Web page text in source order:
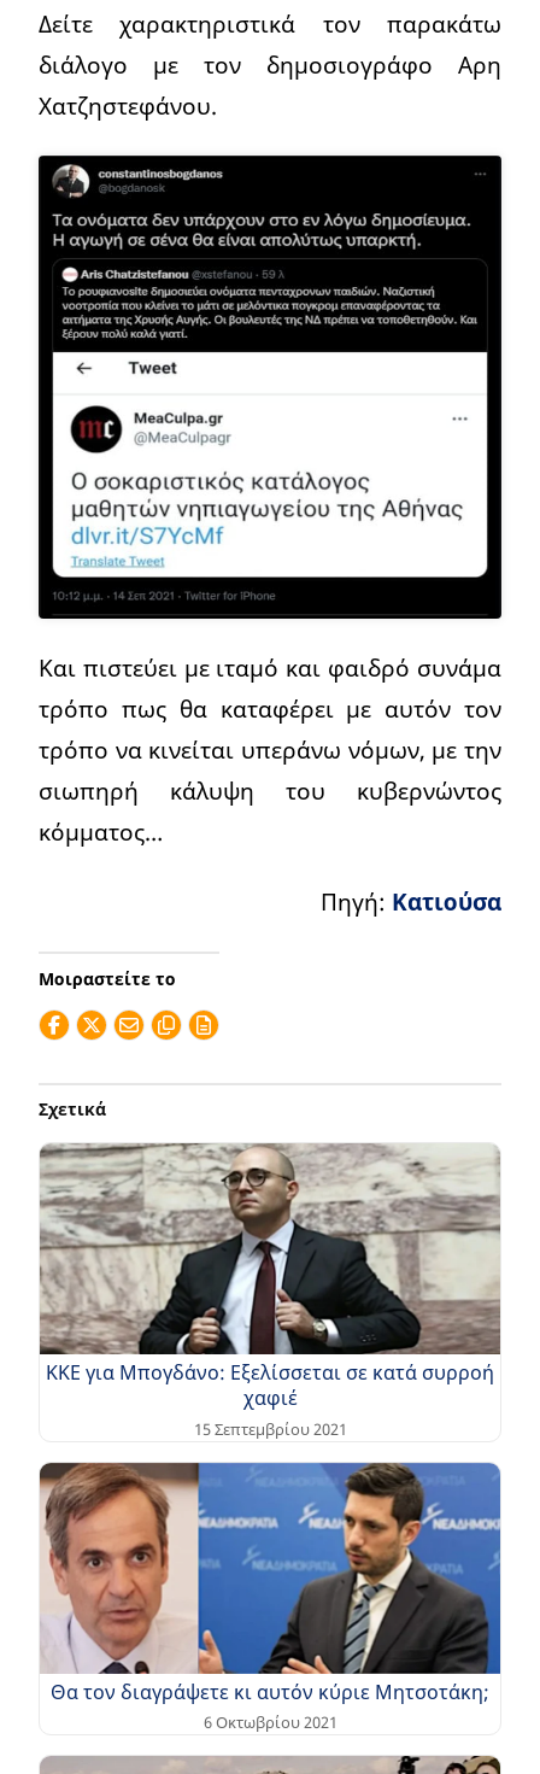
Δείτε χαρακτηριστικά τον παρακάτω
διάλογο με τον δημοσιογράφο Αρη
Χατζηστεφάνου.
Και πιστεύει με ιταμό και φαιδρό συνάμα
τρόπο πως θα καταφέρει με αυτόν τον
τρόπο να κινείται υπεράνω νόμων, με την
σιωπηρή κάλυψη του κυβερνώντος
κόμματος…
Πηγή: Κατιούσα
Μοιραστείτε το
Σχετικά
ΚΚΕ για Μπογδάνο: Εξελίσσεται σε κατά συρροή
χαφιέ
15 Σεπτεμβρίου 2021
Θα τον διαγράψετε κι αυτόν κύριε Μητσοτάκη;
6 Οκτωβρίου 2021